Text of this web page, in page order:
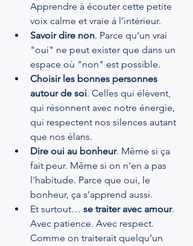
Apprendre à écouter cette petite
voix calme et vraie à l’intérieur.
Savoir dire non. Parce qu’un vrai
"oui" ne peut exister que dans un
espace où "non" est possible.
Choisir les bonnes personnes
autour de soi. Celles qui élèvent,
qui résonnent avec notre énergie,
qui respectent nos silences autant
que nos élans.
Dire oui au bonheur. Même si ça
fait peur. Même si on n’en a pas
l’habitude. Parce que oui, le
bonheur, ça s’apprend aussi.
Et surtout… se traiter avec amour.
Avec patience. Avec respect.
Comme on traiterait quelqu’un